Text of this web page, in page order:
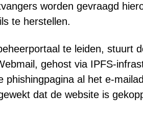
worden gevraagd
te herstellen.
te leiden, stuurt
gehost via IPFS-
phishingpagina al het e-
dat de website is